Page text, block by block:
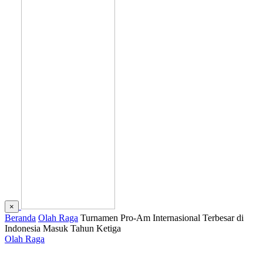
×
Beranda Olah Raga Turnamen Pro-Am Internasional Terbesar di
Indonesia Masuk Tahun Ketiga
Olah Raga